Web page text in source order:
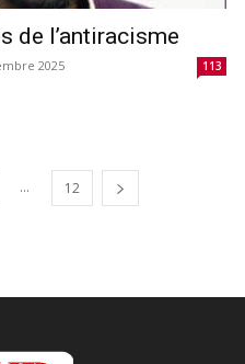
de l’antiracisme
2025 113
... 12